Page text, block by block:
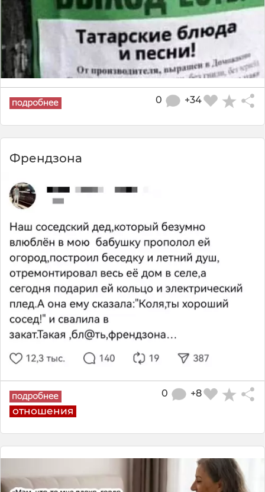
+34
0
Френдзона
отношения
+8
0